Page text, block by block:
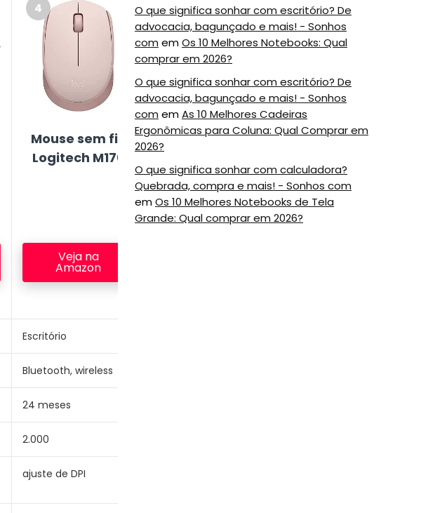
4
Mouse sem fio
Logitech M170
Veja na
Amazon
Escritório
Bluetooth, wireless
24 meses
2.000
ajuste de DPI
5
Mouse Sem Fio
Signature M650
6
Logitech M280
O que significa sonhar com escritório? De
advocacia, bagunçado e mais! - Sonhos
com emOs 10 Melhores Notebooks: Qual
comprar em 2026?
O que significa sonhar com escritório? De
advocacia, bagunçado e mais! - Sonhos
com emAs 10 Melhores Cadeiras
Ergonômicas para Coluna: Qual Comprar em
2026?
O que significa sonhar com calculadora?
Quebrada, compra e mais! - Sonhos com
emOs 10 Melhores Notebooks de Tela
Grande: Qual comprar em 2026?